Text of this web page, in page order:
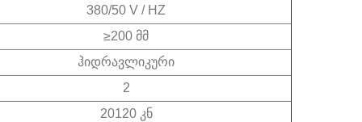
380/50 V / HZ
≥200 მმ
ჰიდრავლიკური
2
20120 კნ